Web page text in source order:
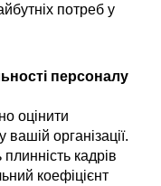
потреб у
персоналу
оцінити
вашій організації.
кадрів
коефіцієнт